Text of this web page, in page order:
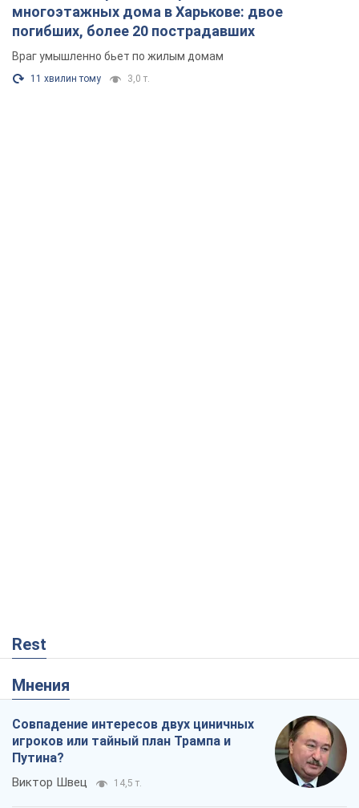
многоэтажных дома в Харькове: двое
погибших, более 20 пострадавших
Враг умышленно бьет по жилым домам
11 хвилин тому 3,0 т.
Rest
Мнения
Совпадение интересов двух циничных
игроков или тайный план Трампа и
Путина?
Виктор Швец 14,5 т.